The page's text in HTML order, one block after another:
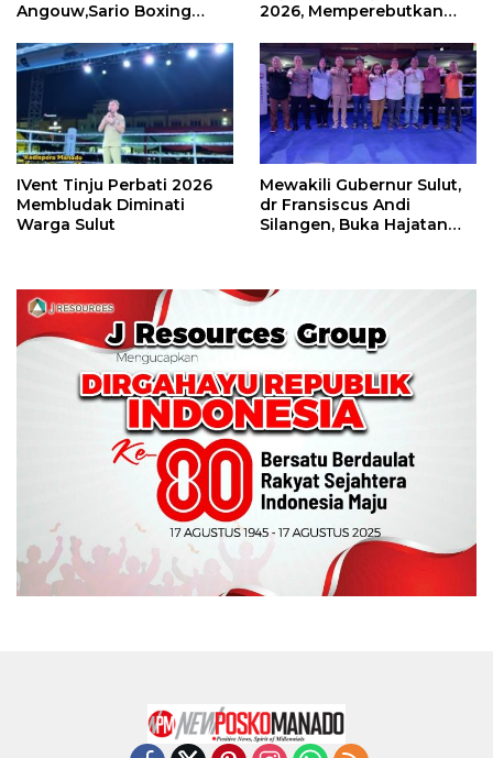
Angouw,Sario Boxing
Perbati 2026
2026, Memperebutkan
IVent Tinju Perbati 2026
Membludak Diminati
Warga Sulut
Mewakili Gubernur Sulut,
dr Fransiscus Andi
Silangen, Buka Hajatan